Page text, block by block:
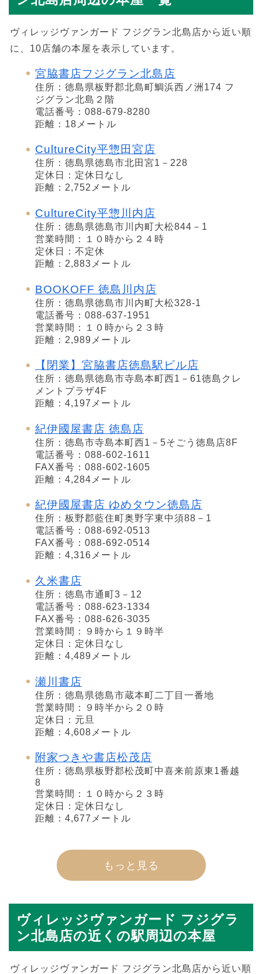
ヴィレッジヴァンガード フジグラン北島店から近い順
に、10店舗の本屋を表示しています。
宮脇書店フジグラン北島店
住所：徳島県板野郡北島町鯛浜西ノ洲174 フ
ジグラン北島２階
電話番号：088-679-8280
距離：18メートル
CultureCity平惣田宮店
住所：徳島県徳島市北田宮1－228
定休日：定休日なし
距離：2,752メートル
CultureCity平惣川内店
住所：徳島県徳島市川内町大松844－1
営業時間：１０時から２４時
定休日：不定休
距離：2,883メートル
BOOKOFF 徳島川内店
住所：徳島県徳島市川内町大松328-1
電話番号：088-637-1951
営業時間：１０時から２３時
距離：2,989メートル
【閉業】宮脇書店徳島駅ビル店
住所：徳島県徳島市寺島本町西1－61徳島クレ
メントプラザ4F
距離：4,197メートル
紀伊國屋書店 徳島店
住所：徳島市寺島本町西1－5そごう徳島店8F
電話番号：088-602-1611
FAX番号：088-602-1605
距離：4,284メートル
紀伊國屋書店 ゆめタウン徳島店
住所：板野郡藍住町奥野字東中須88－1
電話番号：088-692-0513
FAX番号：088-692-0514
距離：4,316メートル
久米書店
住所：徳島市通町3－12
電話番号：088-623-1334
FAX番号：088-626-3035
営業時間：９時から１９時半
定休日：定休日なし
距離：4,489メートル
瀬川書店
住所：徳島県徳島市蔵本町二丁目一番地
営業時間：９時半から２０時
定休日：元旦
距離：4,608メートル
附家つきや書店松茂店
住所：徳島県板野郡松茂町中喜来前原東1番越
8
営業時間：１０時から２３時
定休日：定休日なし
距離：4,677メートル
もっと見る
ヴィレッジヴァンガード フジグラ
ン北島店の近くの駅周辺の本屋
ヴィレッジヴァンガード フジグラン北島店から近い順